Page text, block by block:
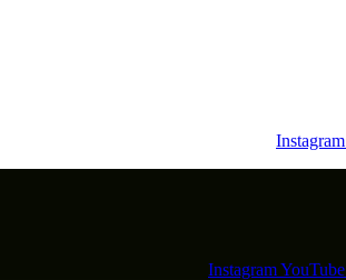
Instagram
InstagramYouTube